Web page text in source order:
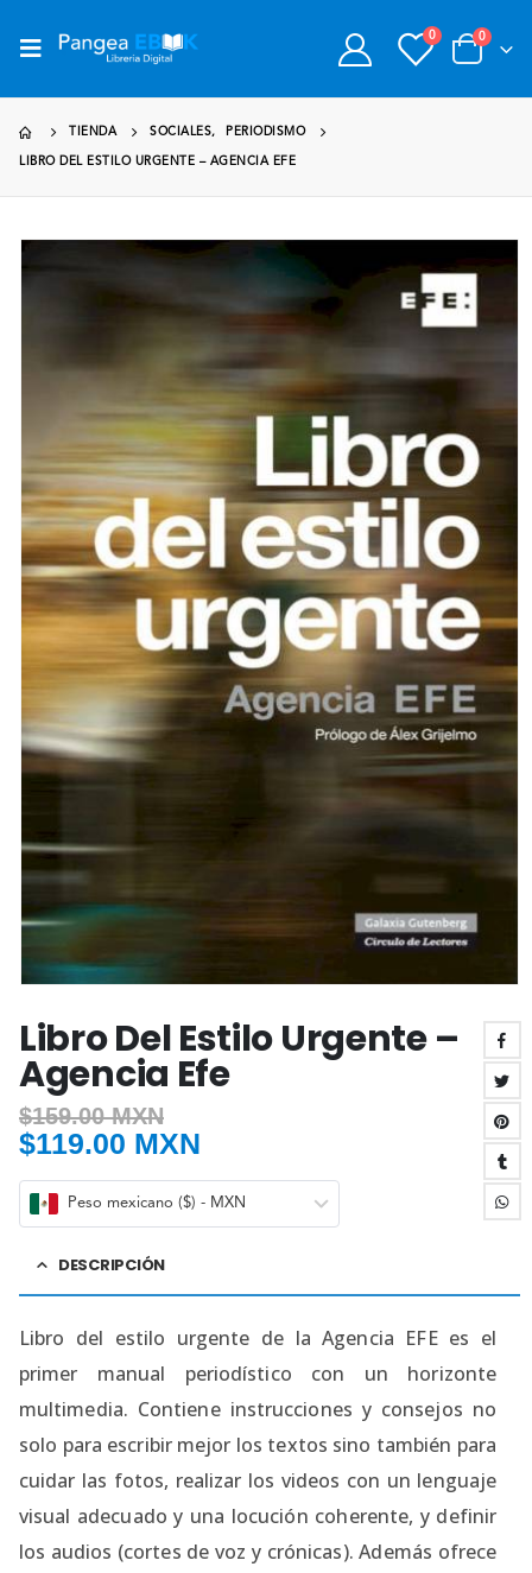
0 0
TIENDA SOCIALES, PERIODISMO
LIBRO DEL ESTILO URGENTE – AGENCIA EFE
Libro Del Estilo Urgente –
Agencia Efe
$159.00 MXN
$119.00 MXN
Peso mexicano ($) - MXN
DESCRIPCIÓN
Libro del estilo urgente de la Agencia EFE es el
primer manual periodístico con un horizonte
multimedia. Contiene instrucciones y consejos no
solo para escribir mejor los textos sino también para
cuidar las fotos, realizar los videos con un lenguaje
visual adecuado y una locución coherente, y definir
los audios (cortes de voz y crónicas). Además ofrece